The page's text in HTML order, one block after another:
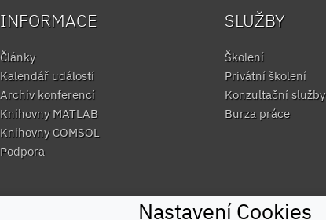
Nastavení Cookies
INFORMACE
Články
Kalendář událostí
Archiv konferencí
Knihovny MATLAB
Knihovny COMSOL
Podpora
SLUŽBY
Školení
Privátní školení
Konzultační služby
Burza práce